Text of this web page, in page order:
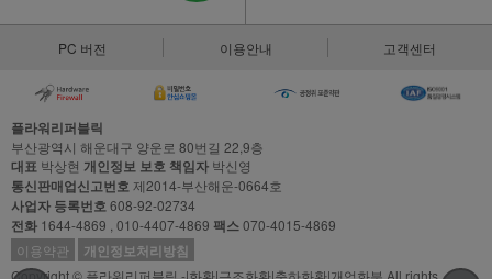
PC 버전 이용안내 고객센터
플라워리퍼블릭
부산광역시 해운대구 양운로 80번길 22,9층
대표 박상현 개인정보 보호 책임자 박신영
통신판매업신고번호제2014-부산해운-0664호
사업자 등록번호608-92-02734
전화 1644-4869 , 010-4407-4869 팩스070-4015-4869
이용약관
개인정보처리방침